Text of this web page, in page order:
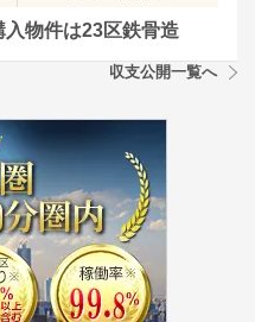
物件は23区鉄骨造
収支公開一覧へ